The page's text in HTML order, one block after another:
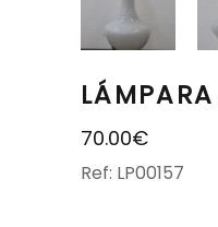
70.00€
Ref: LP00157